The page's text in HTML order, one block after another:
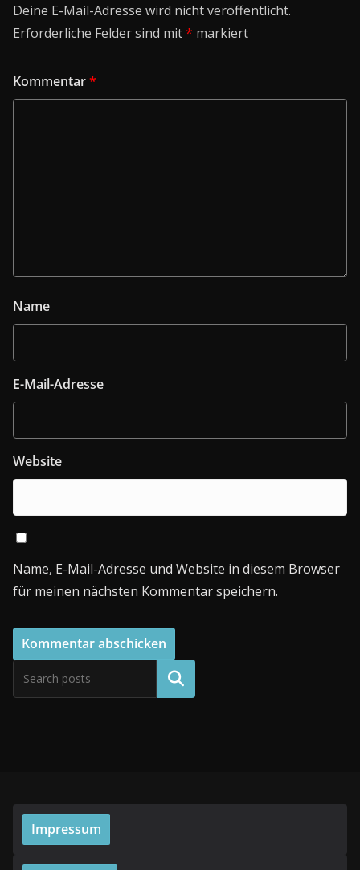
Deine E-Mail-Adresse wird nicht veröffentlicht.
Erforderliche Felder sind mit* markiert
Kommentar*
Name
E-Mail-Adresse
Website
Name, E-Mail-Adresse und Website in diesem Browser
für meinen nächsten Kommentar speichern.
Suchen
Impressum